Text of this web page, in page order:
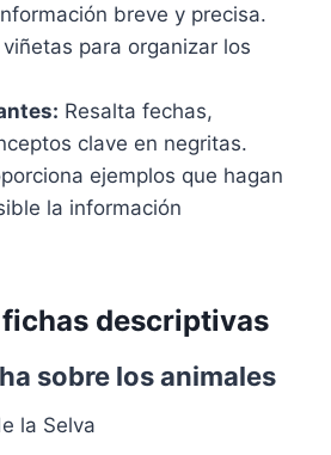
breve y precisa.
para organizar los
Resalta fechas,
clave en negritas.
ejemplos que hagan
la información
descriptivas
sobre los animales
la Selva